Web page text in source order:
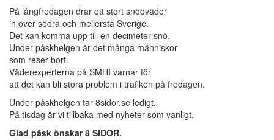
På långfredagen drar ett stort snöoväder
in över södra och mellersta Sverige.
Det kan komma upp till en decimeter snö.
Under påskhelgen är det många människor
som reser bort.
Väderexperterna på SMHI varnar för
att det kan bli stora problem i trafiken på fredagen.
Under påskhelgen tar 8sidor.se ledigt.
På tisdag är vi tillbaka med nyheter som vanligt.
Glad påsk önskar 8 SIDOR.